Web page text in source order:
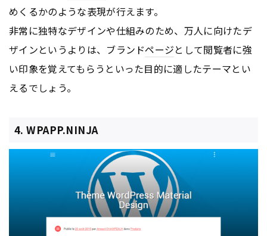
めくるかのような表現が行えます。
非常に独特なデザインや仕組みのため、万人に向けたデ
ザインというよりは、ブランドページとして閲覧者に強
い印象を覚えてもらうといった目的に適したテーマとい
えるでしょう。
4. WPAPP.NINJA